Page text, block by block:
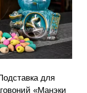
для
«Манэки